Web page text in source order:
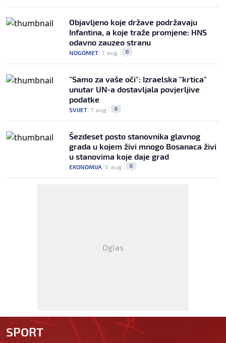
Objavljeno koje države podržavaju
Infantina, a koje traže promjene: HNS
odavno zauzeo stranu
NOGOMET| 7. aug. | 0
"Samo za vaše oči": Izraelska "krtica"
unutar UN-a dostavljala povjerljive
podatke
SVIJET| 7. aug. | 0
Šezdeset posto stanovnika glavnog
grada u kojem živi mnogo Bosanaca živi
u stanovima koje daje grad
EKONOMIJA| 5. aug. | 0
Oglas
SPORT